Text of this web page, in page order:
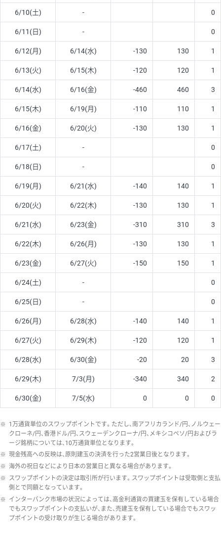
6/10(土) - 0
6/11(日) - 0
6/12(月) 6/14(水) -130 130 1
6/13(火) 6/15(木) -120 120 1
6/14(水) 6/16(金) -460 460 3
6/15(木) 6/19(月) -110 110 1
6/16(金) 6/20(火) -130 130 1
6/17(土) - 0
6/18(日) - 0
6/19(月) 6/21(水) -140 140 1
6/20(火) 6/22(木) -130 130 1
6/21(水) 6/23(金) -310 310 3
6/22(木) 6/26(月) -130 130 1
6/23(金) 6/27(火) -150 150 1
6/24(土) - 0
6/25(日) - 0
6/26(月) 6/28(水) -140 140 1
6/27(火) 6/29(木) -120 120 1
6/28(水) 6/30(金) -20 20 3
6/29(木) 7/3(月) -340 340 2
6/30(金) 7/5(水) 0 0 0
※ 1万通貨単位のスワップポイントです。ただし、南アフリカランド/円、ノルウェー
クローネ/円、香港ドル/円、スウェーデンクローナ/円、メキシコペソ/円およびラ
ージ銘柄については、10万通貨単位となります。
※ 現金残高への反映は、原則建玉の決済を行った2営業日後となります。
※ 海外の祝日などにより日本の営業日と異なる場合があります。
※ スワップポイントの決定は取引所が行います。スワップポイントは受取側と支払
側とで同額となっています。
※ インターバンク市場の状況によっては、高金利通貨の買建玉を保有している場合
でもスワップポイントの支払いが、また、売建玉を保有している場合でもスワッ
プポイントの受け取りが生じる場合があります。